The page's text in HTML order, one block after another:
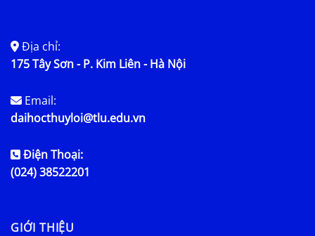
Địa chỉ:
175 Tây Sơn - P. Kim Liên - Hà Nội
Email:
daihocthuyloi@tlu.edu.vn
Điện Thoại:
(024) 38522201
GIỚI THIỆU